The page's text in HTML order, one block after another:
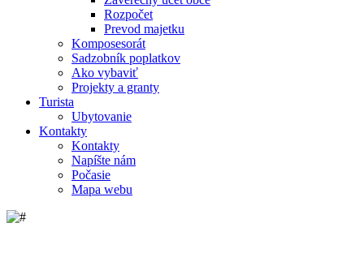
Rozpočet
Prevod majetku
Komposesorát
Sadzobník poplatkov
Ako vybaviť
Projekty a granty
Turista
Ubytovanie
Kontakty
Kontakty
Napíšte nám
Počasie
Mapa webu